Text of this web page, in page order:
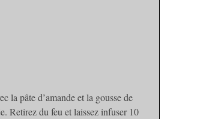
la pâte d’amande et la gousse de
Retirez du feu et laissez infuser 10